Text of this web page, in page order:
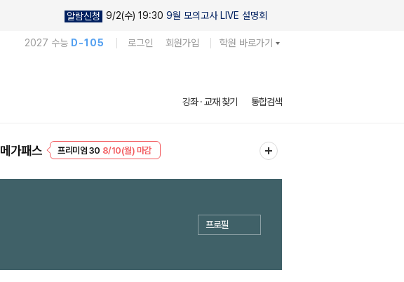
알람신청 9/2(수) 19:30 9월 모의고사 LIVE 설명회
2027 수능 D-105 로그인 회원가입 학원 바로가기
강좌 · 교재 찾기 통합검색
메가패스
EVENT 8/10(월) 마감
프로필